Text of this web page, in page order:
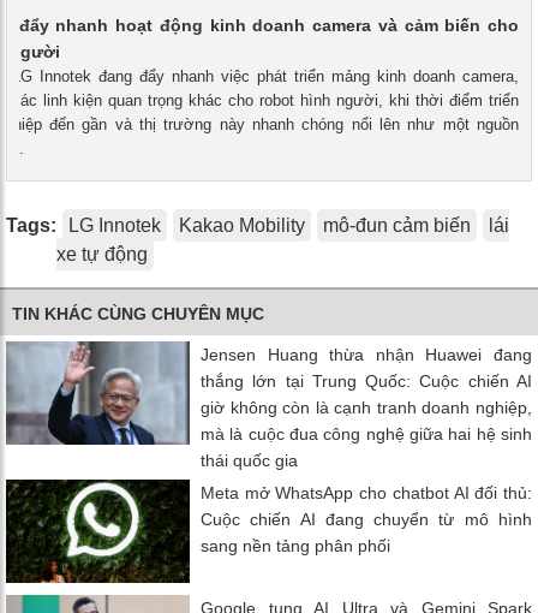
đẩy nhanh hoạt động kinh doanh camera và cảm biến cho
người
LG Innotek đang đẩy nhanh việc phát triển mảng kinh doanh camera,
các linh kiện quan trọng khác cho robot hình người, khi thời điểm triển
đến gần và thị trường này nhanh chóng nổi lên như một nguồn
Tags: LG Innotek Kakao Mobility mô-đun cảm biến
lái
xe tự động
TIN KHÁC CÙNG CHUYÊN MỤC
Jensen Huang thừa nhận Huawei đang
thắng lớn tại Trung Quốc: Cuộc chiến AI
giờ không còn là cạnh tranh doanh nghiệp,
mà là cuộc đua công nghệ giữa hai hệ sinh
thái quốc gia
Meta mở WhatsApp cho chatbot AI đối thủ:
Cuộc chiến AI đang chuyển từ mô hình
sang nền tảng phân phối
Google tung AI Ultra và Gemini Spark